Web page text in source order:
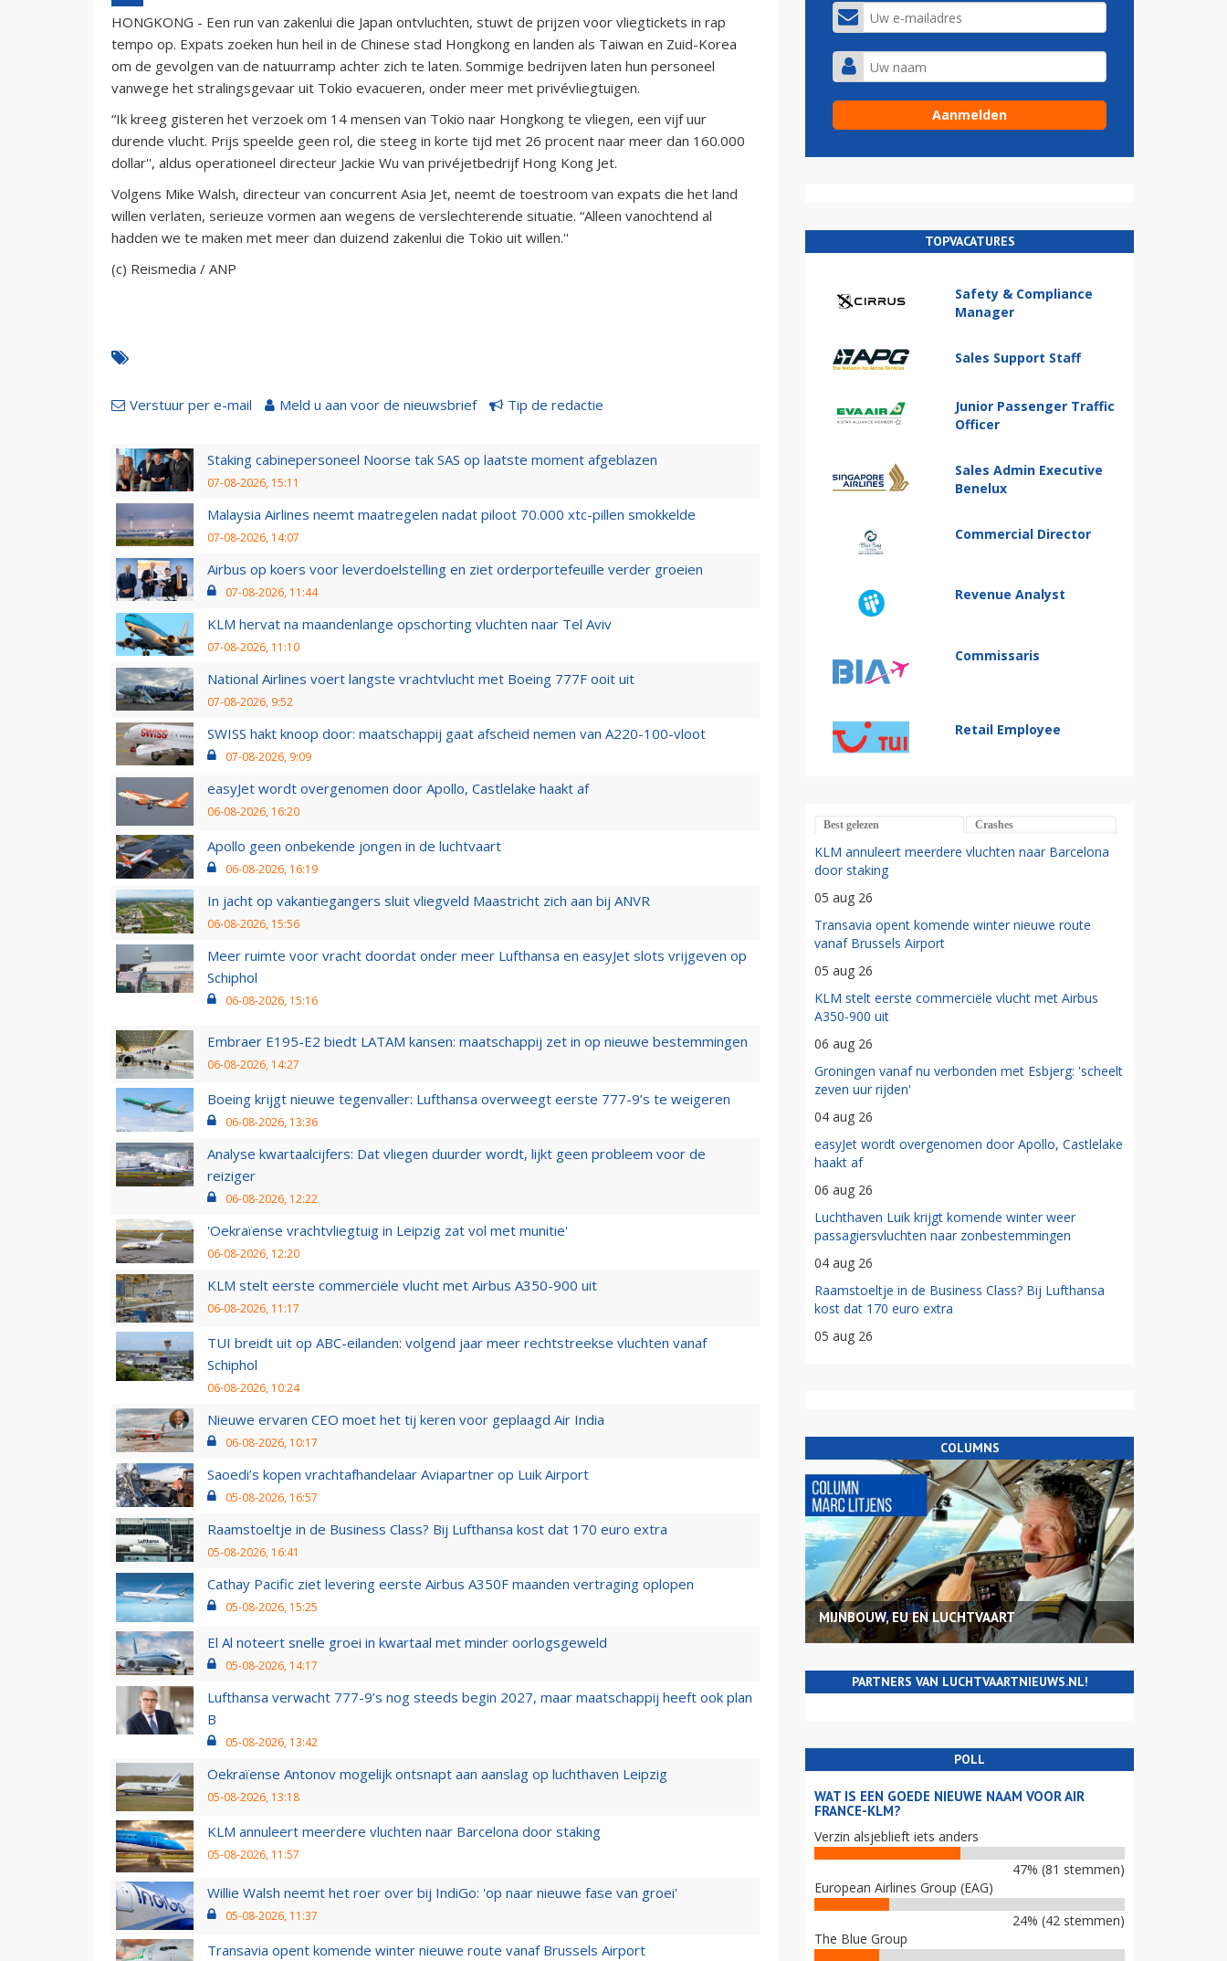
HONGKONG - Een run van zakenlui die Japan ontvluchten, stuwt de prijzen voor vliegtickets in rap
tempo op. Expats zoeken hun heil in de Chinese stad Hongkong en landen als Taiwan en Zuid-Korea
om de gevolgen van de natuurramp achter zich te laten. Sommige bedrijven laten hun personeel
vanwege het stralingsgevaar uit Tokio evacueren, onder meer met privévliegtuigen.
“Ik kreeg gisteren het verzoek om 14 mensen van Tokio naar Hongkong te vliegen, een vijf uur
durende vlucht. Prijs speelde geen rol, die steeg in korte tijd met 26 procent naar meer dan 160.000
dollar'', aldus operationeel directeur Jackie Wu van privéjetbedrijf Hong Kong Jet.
Volgens Mike Walsh, directeur van concurrent Asia Jet, neemt de toestroom van expats die het land
willen verlaten, serieuze vormen aan wegens de verslechterende situatie. “Alleen vanochtend al
hadden we te maken met meer dan duizend zakenlui die Tokio uit willen.''
(c) Reismedia / ANP
Verstuur per e-mail Meld u aan voor de nieuwsbrief Tip de redactie
Staking cabinepersoneel Noorse tak SAS op laatste moment afgeblazen
07-08-2026, 15:11
Malaysia Airlines neemt maatregelen nadat piloot 70.000 xtc-pillen smokkelde
07-08-2026, 14:07
Airbus op koers voor leverdoelstelling en ziet orderportefeuille verder groeien
07-08-2026, 11:44
KLM hervat na maandenlange opschorting vluchten naar Tel Aviv
07-08-2026, 11:10
National Airlines voert langste vrachtvlucht met Boeing 777F ooit uit
07-08-2026, 9:52
SWISS hakt knoop door: maatschappij gaat afscheid nemen van A220-100-vloot
07-08-2026, 9:09
easyJet wordt overgenomen door Apollo, Castlelake haakt af
06-08-2026, 16:20
Apollo geen onbekende jongen in de luchtvaart
06-08-2026, 16:19
In jacht op vakantiegangers sluit vliegveld Maastricht zich aan bij ANVR
06-08-2026, 15:56
Meer ruimte voor vracht doordat onder meer Lufthansa en easyJet slots vrijgeven op
Schiphol
06-08-2026, 15:16
Embraer E195-E2 biedt LATAM kansen: maatschappij zet in op nieuwe bestemmingen
06-08-2026, 14:27
Boeing krijgt nieuwe tegenvaller: Lufthansa overweegt eerste 777-9’s te weigeren
06-08-2026, 13:36
Analyse kwartaalcijfers: Dat vliegen duurder wordt, lijkt geen probleem voor de
reiziger
06-08-2026, 12:22
'Oekraïense vrachtvliegtuig in Leipzig zat vol met munitie'
06-08-2026, 12:20
KLM stelt eerste commerciële vlucht met Airbus A350-900 uit
06-08-2026, 11:17
TUI breidt uit op ABC-eilanden: volgend jaar meer rechtstreekse vluchten vanaf
Schiphol
06-08-2026, 10:24
Nieuwe ervaren CEO moet het tij keren voor geplaagd Air India
06-08-2026, 10:17
Saoedi’s kopen vrachtafhandelaar Aviapartner op Luik Airport
05-08-2026, 16:57
Raamstoeltje in de Business Class? Bij Lufthansa kost dat 170 euro extra
05-08-2026, 16:41
Cathay Pacific ziet levering eerste Airbus A350F maanden vertraging oplopen
05-08-2026, 15:25
El Al noteert snelle groei in kwartaal met minder oorlogsgeweld
05-08-2026, 14:17
Lufthansa verwacht 777-9’s nog steeds begin 2027, maar maatschappij heeft ook plan
B
05-08-2026, 13:42
Oekraïense Antonov mogelijk ontsnapt aan aanslag op luchthaven Leipzig
05-08-2026, 13:18
KLM annuleert meerdere vluchten naar Barcelona door staking
05-08-2026, 11:57
Willie Walsh neemt het roer over bij IndiGo: 'op naar nieuwe fase van groei'
05-08-2026, 11:37
Transavia opent komende winter nieuwe route vanaf Brussels Airport
TOPVACATURES
Safety & Compliance
Manager
Sales Support Staff
Junior Passenger Traffic
Officer
Sales Admin Executive
Benelux
Commercial Director
Revenue Analyst
Commissaris
Retail Employee
Best gelezen Crashes
KLM annuleert meerdere vluchten naar Barcelona
door staking
05 aug 26
Transavia opent komende winter nieuwe route
vanaf Brussels Airport
05 aug 26
KLM stelt eerste commerciële vlucht met Airbus
A350-900 uit
06 aug 26
Groningen vanaf nu verbonden met Esbjerg: 'scheelt
zeven uur rijden'
04 aug 26
easyJet wordt overgenomen door Apollo, Castlelake
haakt af
06 aug 26
Luchthaven Luik krijgt komende winter weer
passagiersvluchten naar zonbestemmingen
04 aug 26
Raamstoeltje in de Business Class? Bij Lufthansa
kost dat 170 euro extra
05 aug 26
COLUMNS
MIJNBOUW, EU EN LUCHTVAART
PARTNERS VAN LUCHTVAARTNIEUWS.NL!
POLL
WAT IS EEN GOEDE NIEUWE NAAM VOOR AIR
FRANCE-KLM?
Verzin alsjeblieft iets anders
47% (81 stemmen)
European Airlines Group (EAG)
24% (42 stemmen)
The Blue Group